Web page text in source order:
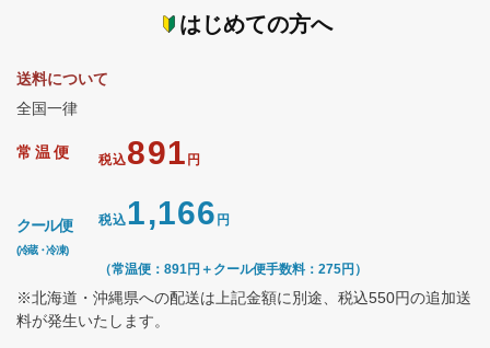
はじめての方へ
送料について
全国一律
常温便 税込891 円
クール便
(冷蔵・冷凍)
税込1,166 円
（常温便：891円＋クール便手数料：275円）
※北海道・沖縄県への配送は上記金額に別途、税込550円の追加送
料が発生いたします。